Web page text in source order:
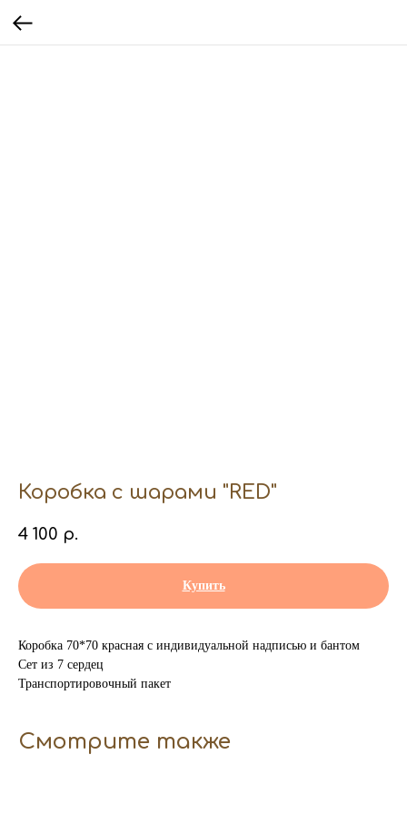
Коробка с шарами "RED"
4 100 р.
Купить
Коробка 70*70 красная с индивидуальной надписью и бантом
Сет из 7 сердец
Транспортировочный пакет
Смотрите также